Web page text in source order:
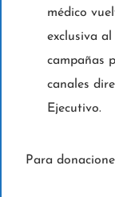
médico
exclusiva
campañas
canales
Ejecutivo.
Para